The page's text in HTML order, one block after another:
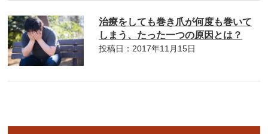
治療をしても巻き爪が何度も巻いて
しまう、たった一つの原因とは？
投稿日：2017年11月15日